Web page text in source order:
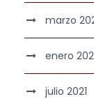
marzo
enero
julio 2021